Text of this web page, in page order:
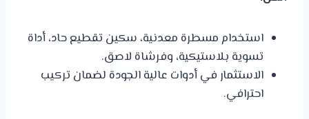
استخدام مسطرة معدنية، سكين تقطيع حاد، أداة
تسوية بلاستيكية، وفرشاة لاصق.
الاستثمار في أدوات عالية الجودة لضمان تركيب
احترافي.